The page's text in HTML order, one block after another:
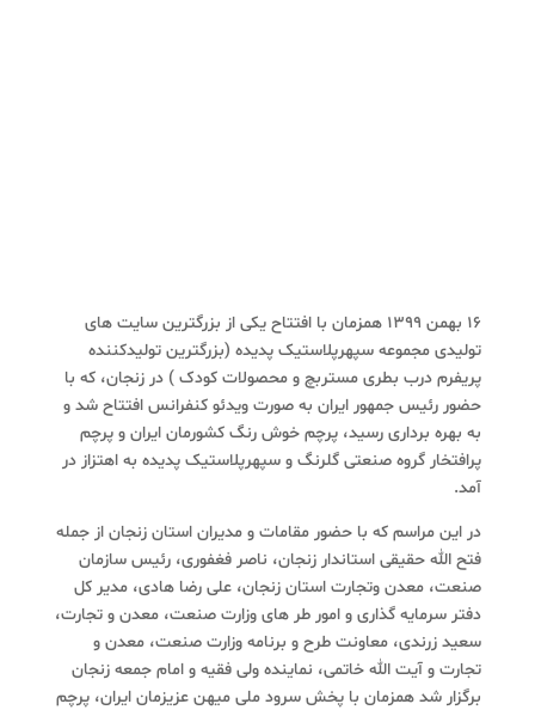
16 بهمن 1399 همزمان با افتتاح یکی از بزرگترین سایت های
تولیدی مجموعه سپهرپلاستیک پدیده (بزرگترین تولیدکننده
پریفرم درب بطری مستربچ و محصولات کودک ) در زنجان، که با
حضور رئیس جمهور ایران به صورت ویدئو کنفرانس افتتاح شد و
به بهره برداری رسید، پرچم خوش رنگ کشورمان ایران و پرچم
پرافتخار گروه صنعتی گلرنگ و سپهرپلاستیک پدیده به اهتزاز در
آمد.
در این مراسم که با حضور مقامات و مدیران استان زنجان از جمله
فتح الله حقیقی استاندار زنجان، ناصر فغفوری، رئیس سازمان
صنعت، معدن وتجارت استان زنجان، علی رضا هادی، مدیر کل
دفتر سرمایه گذاری و امور طر های وزارت صنعت، معدن و تجارت،
سعید زرندی، معاونت طرح و برنامه وزارت صنعت، معدن و
تجارت و آیت الله خاتمی، نماینده ولی فقیه و امام جمعه زنجان
برگزار شد همزمان با پخش سرود ملی میهن عزیزمان ایران، پرچم